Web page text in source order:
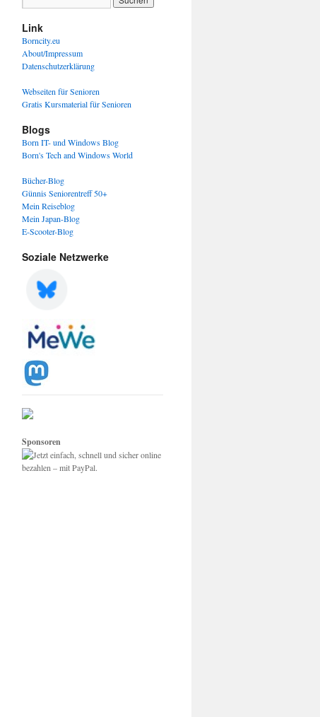
Link
Borncity.eu
About/Impressum
Datenschutzerklärung
Webseiten für Senioren
Gratis Kursmaterial für Senioren
Blogs
Born IT- und Windows Blog
Born's Tech and Windows World
Bücher-Blog
Günnis Seniorentreff 50+
Mein Reiseblog
Mein Japan-Blog
E-Scooter-Blog
Soziale Netzwerke
Sponsoren